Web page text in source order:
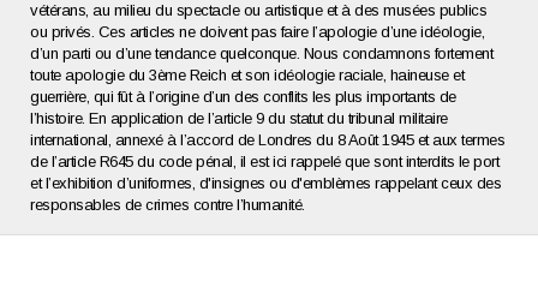
vétérans, au milieu du spectacle ou artistique et à des musées publics
ou privés. Ces articles ne doivent pas faire l’apologie d’une idéologie,
d’un parti ou d’une tendance quelconque. Nous condamnons fortement
toute apologie du 3ème Reich et son idéologie raciale, haineuse et
guerrière, qui fût à l’origine d’un des conflits les plus importants de
l’histoire. En application de l’article 9 du statut du tribunal militaire
international, annexé à l’accord de Londres du 8 Août 1945 et aux termes
de l’article R645 du code pénal, il est ici rappelé que sont interdits le port
et l’exhibition d’uniformes, d'insignes ou d'emblèmes rappelant ceux des
responsables de crimes contre l’humanité.
INFOS UTILES
Expertise / Estimation
Conditions générales
Mentions légales
Politique de confidentialité
Agence web : Human To Computer